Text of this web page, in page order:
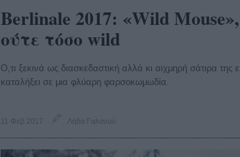
Berlinale 2017: «Wild
ούτε τόσο wild
Ο,τι ξεκινά ως διασκεδαστική αλλά κι αιχμηρή σάτιρα
καταλήξει σε μια φλύαρη φαρσοκωμωδία.
11 Φεβ 2017 Λήδα Γαλανού